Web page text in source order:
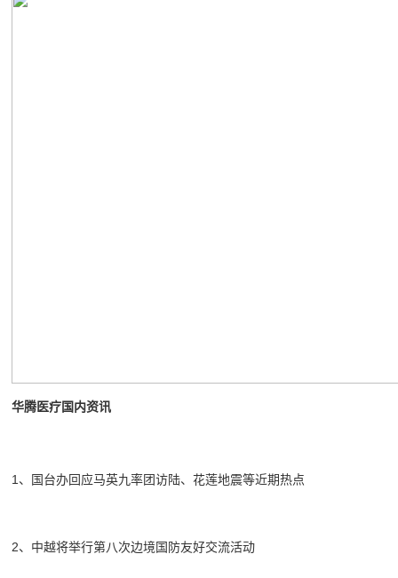
华腾医疗国内资讯
1、国台办回应马英九率团访陆、花莲地震等近期热点
2、中越将举行第八次边境国防友好交流活动